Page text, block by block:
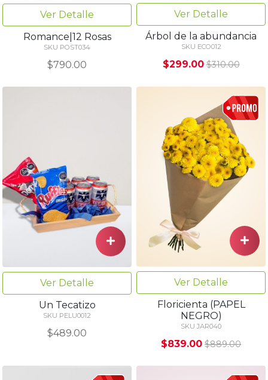
Ver Detalle
Romance|12 Rosas
SKU POST034
$790.00
Ver Detalle
Árbol de la abundancia
SKU ECO012
$299.00 $310.00
Ver Detalle
Un Tecatizo
SKU PELU0012
$489.00
Ver Detalle
Floricienta (PAPEL
NEGRO)
SKU JAR040
$839.00 $889.00